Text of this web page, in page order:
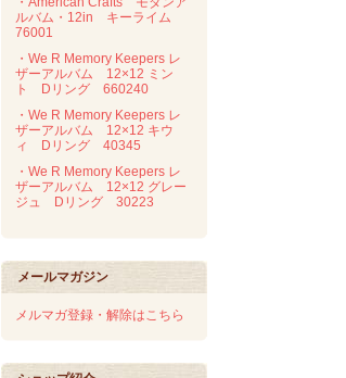
ルバム・12in キーライム
76001
・We R Memory Keepers レ
ザーアルバム 12×12 ミン
ト Dリング 660240
・We R Memory Keepers レ
ザーアルバム 12×12 キウ
ィ Dリング 40345
・We R Memory Keepers レ
ザーアルバム 12×12 グレー
ジュ Dリング 30223
メールマガジン
メルマガ登録・解除はこちら